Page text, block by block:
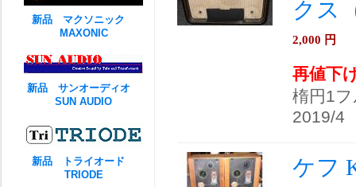
クス
2,000 円
再値下
楕円1
2019/4
ケフ
新品 マクソニック
MAXONIC
新品 サンオーディオ
SUN AUDIO
新品 トライオード
TRIODE